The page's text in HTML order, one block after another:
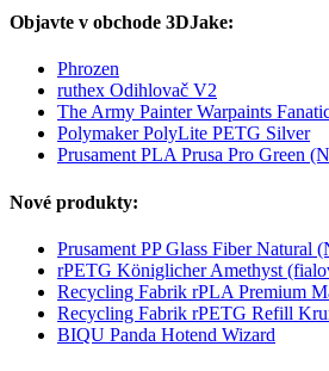
Objavte v obchode 3DJake:
Phrozen
ruthex Odihlovač V2
The Army Painter Warpaints
Polymaker PolyLite PETG Silver
Prusament PLA Prusa Pro Green
Nové produkty:
Prusament PP Glass Fiber Natural
rPETG Königlicher Amethyst
Recycling Fabrik rPLA Premium
Recycling Fabrik rPETG Refill
BIQU Panda Hotend Wizard